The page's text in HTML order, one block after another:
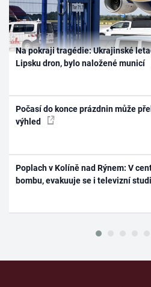
Na pokraji tragédie: Ukrajinské
Lipsku dron, bylo naložené municí
Počasí do konce prázdnin může
výhled
Poplach v Kolíně nad Rýnem: V
bombu, evakuuje se i televizní